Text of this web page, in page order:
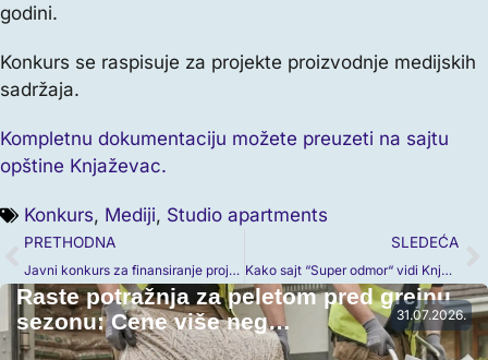
godini.
Konkurs se raspisuje za projekte proizvodnje medijskih
sadržaja.
Kompletnu dokumentaciju možete preuzeti na sajtu
opštine Knjaževac.
Konkurs, Mediji, Studio apartments
PRETHODNA
Javni konkurs za finansiranje projekata udruženja
SLEDEĆA
Kako sajt “Super odmor“ vidi Knjaževac
31.07.2026.
Raste potražnja za peletom pred grejnu
sezonu: Cene više neg…